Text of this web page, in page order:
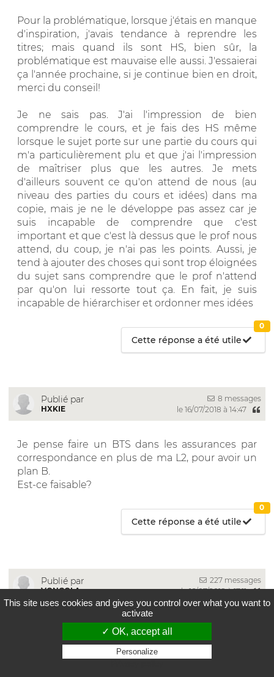
Pour la problématique, lorsque j'étais en manque
d'inspiration, j'avais tendance à reprendre les
titres; mais quand ils sont HS, bien sûr, la
problématique est mauvaise elle aussi. J'essaierai
ça l'année prochaine, si je continue bien en droit,
merci du conseil!
Je ne sais pas. J'ai l'impression de bien
comprendre le cours, et je fais des HS même
lorsque le sujet porte sur une partie du cours qui
m'a particulièrement plu et que j'ai l'impression
de maîtriser plus que les autres. Je mets
d'ailleurs souvent ce qu'on attend de nous (au
niveau des parties du cours et idées) dans ma
copie, mais je ne le développe pas assez car je
suis incapable de comprendre que c'est
important et que c'est là dessus que le prof nous
attend, du coup, je n'ai pas les points. Aussi, je
tend à ajouter des choses qui sont trop éloignées
du sujet sans comprendre que le prof n'attend
par qu'on lui ressorte tout ça. En fait, je suis
incapable de hiérarchiser et ordonner mes idées
Cette réponse a été utile
0
Publié par
HXKIE
8 messages
le 16/07/2018 à 14:47
Je pense faire un BTS dans les assurances par
correspondance en plus de ma L2, pour avoir un
plan B.
Est-ce faisable?
Cette réponse a été utile
0
Publié par
VONGOLA
227 messages
le 16/07/2018 à 17:11
Bonjour, peut-être que le mieux est encore de
vous renseigner par vous-même, après je ne
connais pas les études par correspondance mais
This site uses cookies and gives you control over what you want to
activate
✓ OK, accept all
Personalize